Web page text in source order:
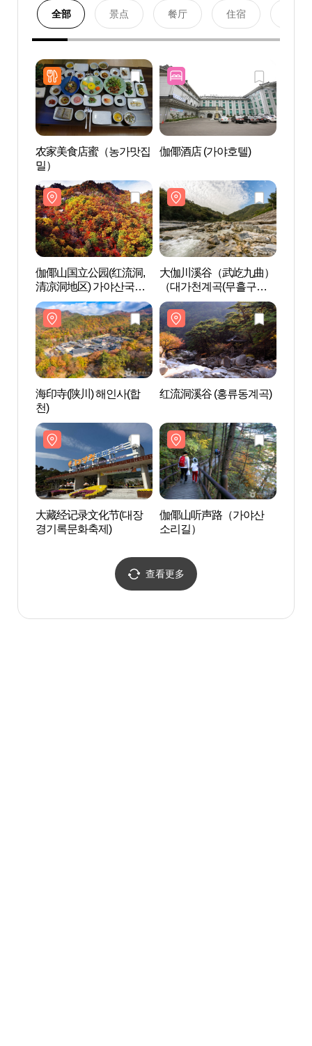
全部 景点 餐厅 住宿
农家美食店蜜（농가맛집
밀）
伽倻酒店 (가야호텔)
伽倻山国立公园(红流洞,
清凉洞地区) 가야산국립
공원(홍류동,청량동지구)
大伽川溪谷（武屹九曲）
（대가천계곡(무흘구
곡)）
海印寺(陕川) 해인사(합
천)
红流洞溪谷 (홍류동계곡)
大藏经记录文化节(대장
경기록문화축제)
伽倻山听声路（가야산
소리길）
查看更多